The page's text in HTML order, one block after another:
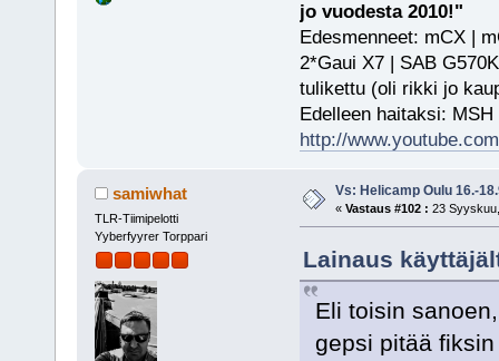
jo vuodesta 2010!"
Edesmenneet: mCX |
2*Gaui X7 | SAB
tulikettu (oli rikki jo
Edelleen haitaksi:
http://
samiwhat
TLR-Tiimipelotti
Yyberfyyrer Torppari
Vs: Helicamp Oulu 16.-
« Vastaus #102 : 23
Lainaus
Eli toisin
gepsi pitää